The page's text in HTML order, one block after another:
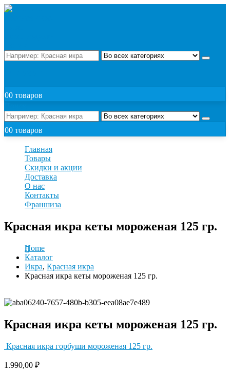
00 товаров
00 товаров
Главная
Товары
Скидки и акции
Доставка
О нас
Контакты
Франшиза
Красная икра кеты мороженая 125 гр.
Home
Каталог
Икра, Красная икра
Красная икра кеты мороженая 125 гр.
Красная икра кеты мороженая 125 гр.
Красная икра горбуши мороженая 125 гр.
1.990,00 ₽